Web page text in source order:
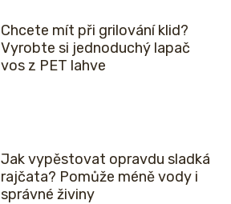
Chcete mít při grilování klid?
Vyrobte si jednoduchý lapač
vos z PET lahve
Jak vypěstovat opravdu sladká
rajčata? Pomůže méně vody i
správné živiny